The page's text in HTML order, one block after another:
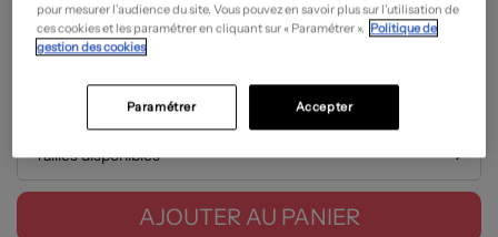
10,78€
Prix boutique : 35,90€
Guide des tailles
Tailles disponibles
AJOUTER AU PANIER
pour mesurer l’audience du site. Vous pouvez en savoir plus sur l’utilisation de
ces cookies et les paramétrer en cliquant sur « Paramétrer ». Politique de
gestion des cookies
Accepter
Paramétrer